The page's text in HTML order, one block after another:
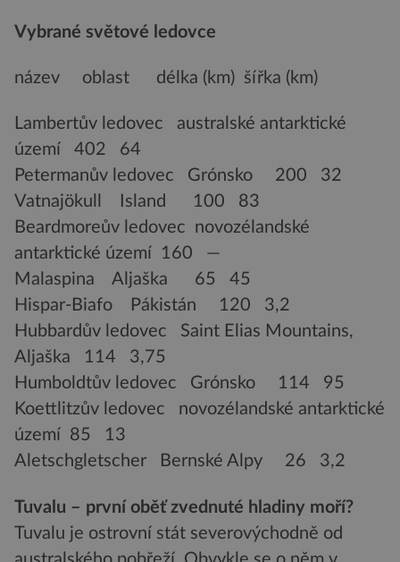
Vybrané světové ledovce
název oblast délka (km) šířka (km)
Lambertův ledovec australské antarktické
území 402 64
Petermanův ledovec Grónsko 200 32
Vatnajökull Island 100 83
Beardmoreův ledovec novozélandské
antarktické území 160 —
Malaspina Aljaška 65 45
Hispar-Biafo Pákistán 120 3,2
Hubbardův ledovec Saint Elias Mountains,
Aljaška 114 3,75
Humboldtův ledovec Grónsko 114 95
Koettlitzův ledovec novozélandské antarktické
území 85 13
Aletschgletscher Bernské Alpy 26 3,2
Tuvalu – první oběť zvednuté hladiny moří?
Tuvalu je ostrovní stát severovýchodně od